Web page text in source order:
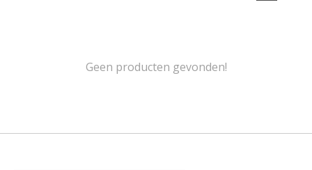
Geen producten gevonden!